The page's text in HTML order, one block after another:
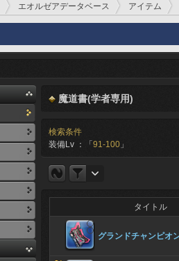
エオルゼアデータベース アイテム
魔道書(学者専用)
検索条件
装備Lv ：「 91-100 」
タイトル
グランドチャンピオ